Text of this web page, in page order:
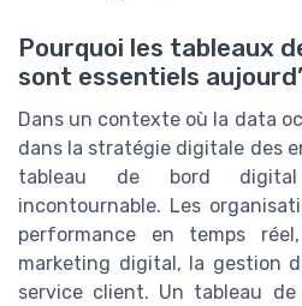
Pourquoi les tableaux
sont essentiels
Dans un contexte où la data
dans la stratégie digitale des
tableau de bord
incontournable. Les
performance en temps
marketing digital, la gestion
service client. Un tableau